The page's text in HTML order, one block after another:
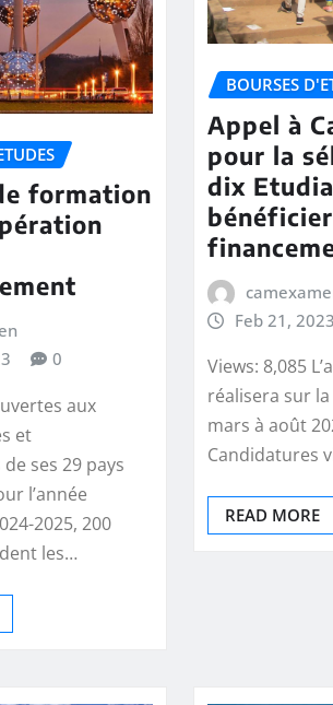
formation
0
aux
et
ses 29 pays
l’année
2025, 200
les…
BOURSES
Appel à
pour la
dix
bénéficier
Feb 21, 2023
Views: 8,085
réalisera sur
mars à août
Candidatures
READ MORE